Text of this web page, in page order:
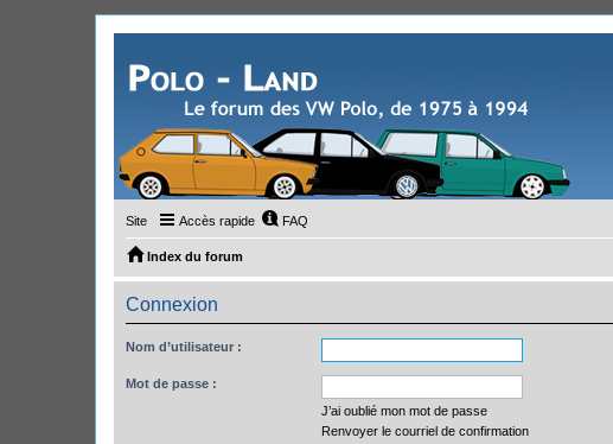
Site Accès rapide FAQ
Index du forum
Connexion
Nom d’utilisateur :
Mot de passe :
J’ai oublié mon mot de passe
Renvoyer le courriel de confirmation